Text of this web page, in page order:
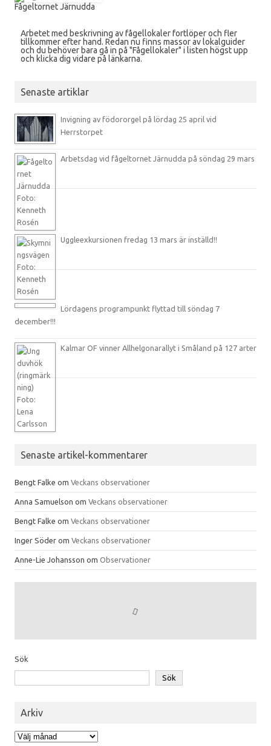
Fågeltornet Järnudda
Arbetet med beskrivning av fågellokaler fortlöper och fler
tillkommer efter hand. Redan nu finns massor av lokalguider
och du behöver bara gå in på "Fågellokaler" i listen högst upp
och klicka dig vidare på länkarna.
Senaste artiklar
Invigning av födororgel på lördag 25 april vid
Herrstorpet
Arbetsdag vid fågeltornet Järnudda på söndag 29 mars
Uggleexkursionen fredag 13 mars är inställd!!
Lördagens programpunkt flyttad till söndag 7
december!!!
Kalmar OF vinner Allhelgonarallyt i Småland på 127 arter
Senaste artikel-kommentarer
Bengt Falke om Veckans observationer
Anna Samuelson om Veckans observationer
Bengt Falke om Veckans observationer
Inger Söder om Veckans observationer
Anne-Lie Johansson om Observationer
Sök
Sök
Arkiv
Arkiv